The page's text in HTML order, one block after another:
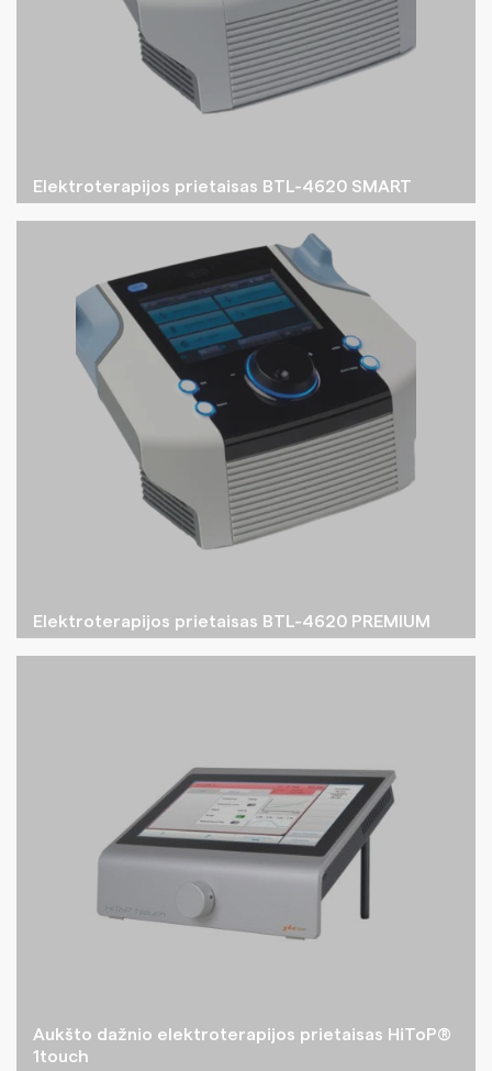
Elektroterapijos prietaisas BTL-4620 SMART
Elektroterapijos prietaisas BTL-4620 PREMIUM
Aukšto dažnio elektroterapijos prietaisas HiToP®
1touch